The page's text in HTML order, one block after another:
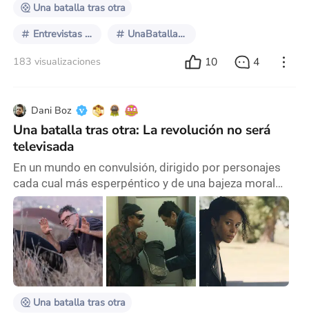
Una batalla tras otra
Entrevistas FH UnaBatallaTrasOtra
183 visualizaciones 10 4
Dani Boz
Una batalla tras otra: La revolución no será
televisada
En un mundo en convulsión, dirigido por personajes
cada cual más esperpéntico y de una bajeza moral
descomunal, el arte sigue siendo refugio para muchos
de nosotros. Es lo que ocurre cuando un director del
calibre de Paul Thomas Anderson estrena nueva
película: un cineasta que continúa fascinándonos y
sorprendiendo con cada genialidad que pone en
pantalla. Y es que resulta difícil encontrar un dir
Una batalla tras otra